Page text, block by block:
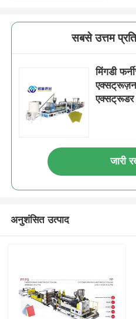
सबसे उत्तम
मिंगडी
एक्सट्रूज़न
एक्सट्रूडर
जारी
अनुशंसित उत्पाद